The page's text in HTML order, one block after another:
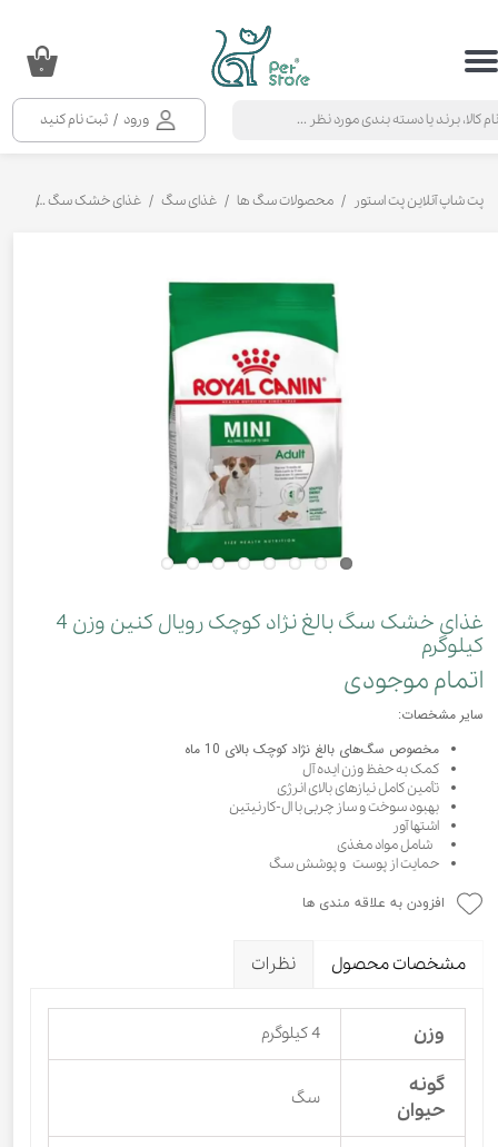
ورود / ثبت نام کنید
حساب کاربری من
خروج از حساب کاربری
۰
پت شاپ آنلاین پت استور محصولات سگ ها غذای سگ غذای خشک سگ
غذای خشک سگ بالغ نژاد کوچک رویال کنین وزن 4
کیلوگرم
اتمام موجودی
سایر مشخصات:
مخصوص سگ‌های بالغ نژاد کوچک بالای 10 ماه
کمک به حفظ وزن ایده آل
تأمین کامل نیازهای بالای انرژی
بهبود سوخت و ساز چربی با ال-کارنیتین
اشتها آور
شامل مواد مغذی
حمایت از پوست و پوشش سگ
افزودن به علاقه مندی ها
مشخصات محصول نظرات
وزن 4 کیلوگرم
گونه
حیوان
سگ